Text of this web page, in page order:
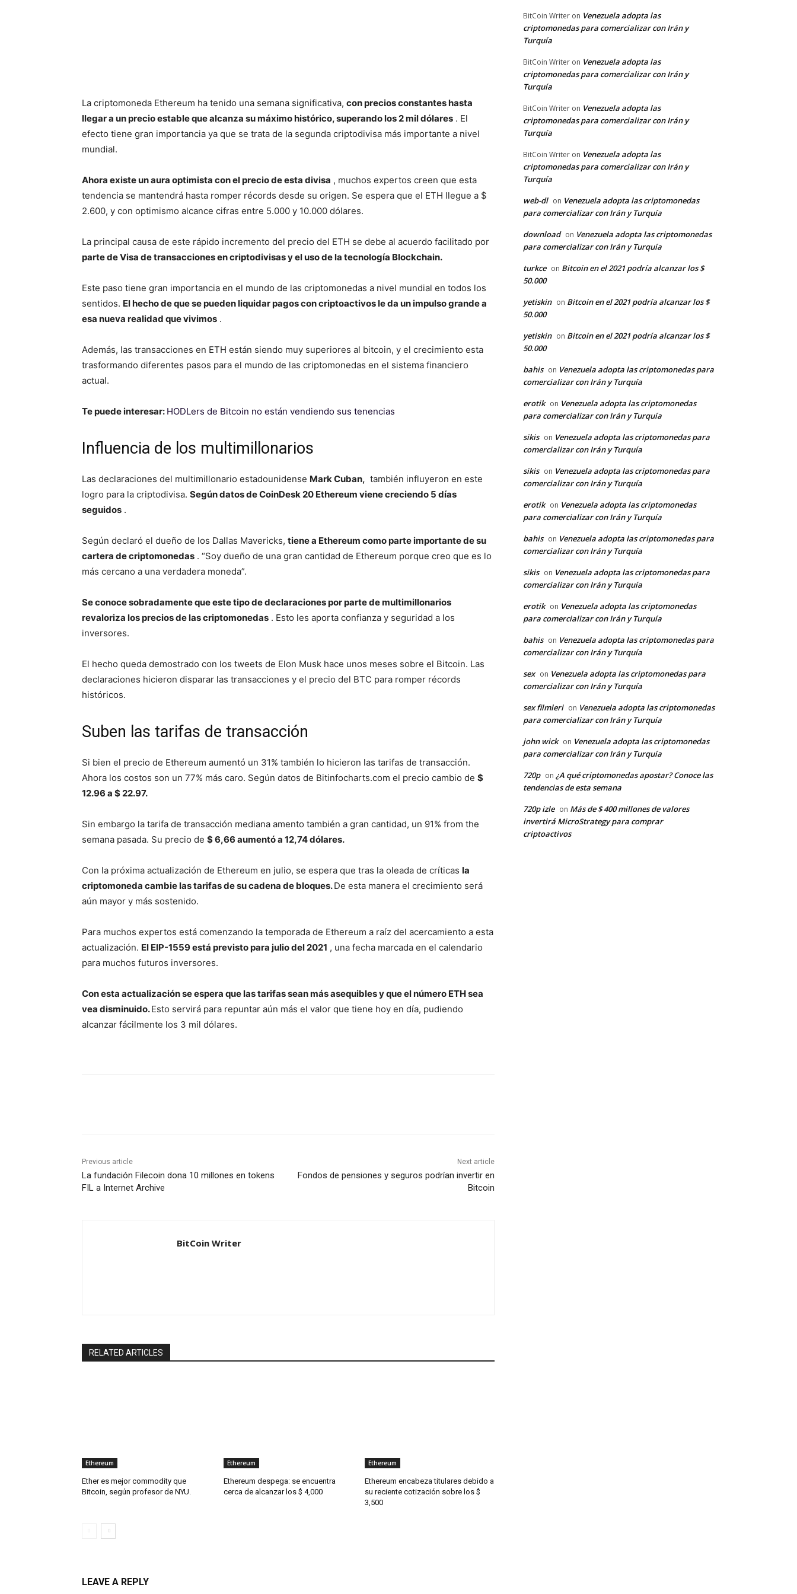
La criptomoneda Ethereum ha tenido una semana significativa, con precios constantes hasta
llegar a un precio estable que alcanza su máximo histórico, superando los 2 mil dólares . El
efecto tiene gran importancia ya que se trata de la segunda criptodivisa más importante a nivel
mundial.
Ahora existe un aura optimista con el precio de esta divisa , muchos expertos creen que esta
tendencia se mantendrá hasta romper récords desde su origen. Se espera que el ETH llegue a $
2.600, y con optimismo alcance cifras entre 5.000 y 10.000 dólares.
La principal causa de este rápido incremento del precio del ETH se debe al acuerdo facilitado por
parte de Visa de transacciones en criptodivisas y el uso de la tecnología Blockchain.
Este paso tiene gran importancia en el mundo de las criptomonedas a nivel mundial en todos los
sentidos. El hecho de que se pueden liquidar pagos con criptoactivos le da un impulso grande a
esa nueva realidad que vivimos .
Además, las transacciones en ETH están siendo muy superiores al bitcoin, y el crecimiento esta
trasformando diferentes pasos para el mundo de las criptomonedas en el sistema financiero
actual.
Te puede interesar: HODLers de Bitcoin no están vendiendo sus tenencias
Influencia de los multimillonarios
Las declaraciones del multimillonario estadounidense Mark Cuban, también influyeron en este
logro para la criptodivisa. Según datos de CoinDesk 20 Ethereum viene creciendo 5 días
seguidos .
Según declaró el dueño de los Dallas Mavericks, tiene a Ethereum como parte importante de su
cartera de criptomonedas . “Soy dueño de una gran cantidad de Ethereum porque creo que es lo
más cercano a una verdadera moneda”.
Se conoce sobradamente que este tipo de declaraciones por parte de multimillonarios
revaloriza los precios de las criptomonedas . Esto les aporta confianza y seguridad a los
inversores.
El hecho queda demostrado con los tweets de Elon Musk hace unos meses sobre el Bitcoin. Las
declaraciones hicieron disparar las transacciones y el precio del BTC para romper récords
históricos.
Suben las tarifas de transacción
Si bien el precio de Ethereum aumentó un 31% también lo hicieron las tarifas de transacción.
Ahora los costos son un 77% más caro. Según datos de Bitinfocharts.com el precio cambio de $
12.96 a $ 22.97.
Sin embargo la tarifa de transacción mediana amento también a gran cantidad, un 91% from the
semana pasada. Su precio de $ 6,66 aumentó a 12,74 dólares.
Con la próxima actualización de Ethereum en julio, se espera que tras la oleada de críticas la
criptomoneda cambie las tarifas de su cadena de bloques.De esta manera el crecimiento será
aún mayor y más sostenido.
Para muchos expertos está comenzando la temporada de Ethereum a raíz del acercamiento a esta
actualización. El EIP-1559 está previsto para julio del 2021 , una fecha marcada en el calendario
para muchos futuros inversores.
Con esta actualización se espera que las tarifas sean más asequibles y que el número ETH sea
vea disminuido.Esto servirá para repuntar aún más el valor que tiene hoy en día, pudiendo
alcanzar fácilmente los 3 mil dólares.
Previous article
La fundación Filecoin dona 10 millones en tokens
FIL a Internet Archive
Next article
Fondos de pensiones y seguros podrían invertir en
Bitcoin
BitCoin Writer
RELATED ARTICLES
Ethereum
Ether es mejor commodity que
Bitcoin, según profesor de NYU.
Ethereum
Ethereum despega: se encuentra
cerca de alcanzar los $ 4,000
Ethereum
Ethereum encabeza titulares debido a
su reciente cotización sobre los $
3,500
LEAVE A REPLY
BitCoin Writer on Venezuela adopta las
criptomonedas para comercializar con Irán y
Turquía
BitCoin Writer on Venezuela adopta las
criptomonedas para comercializar con Irán y
Turquía
BitCoin Writer on Venezuela adopta las
criptomonedas para comercializar con Irán y
Turquía
BitCoin Writer on Venezuela adopta las
criptomonedas para comercializar con Irán y
Turquía
web-dl on Venezuela adopta las criptomonedas
para comercializar con Irán y Turquía
download on Venezuela adopta las criptomonedas
para comercializar con Irán y Turquía
turkce on Bitcoin en el 2021 podría alcanzar los $
50.000
yetiskin on Bitcoin en el 2021 podría alcanzar los $
50.000
yetiskin on Bitcoin en el 2021 podría alcanzar los $
50.000
bahis on Venezuela adopta las criptomonedas para
comercializar con Irán y Turquía
erotik on Venezuela adopta las criptomonedas
para comercializar con Irán y Turquía
sikis on Venezuela adopta las criptomonedas para
comercializar con Irán y Turquía
sikis on Venezuela adopta las criptomonedas para
comercializar con Irán y Turquía
erotik on Venezuela adopta las criptomonedas
para comercializar con Irán y Turquía
bahis on Venezuela adopta las criptomonedas para
comercializar con Irán y Turquía
sikis on Venezuela adopta las criptomonedas para
comercializar con Irán y Turquía
erotik on Venezuela adopta las criptomonedas
para comercializar con Irán y Turquía
bahis on Venezuela adopta las criptomonedas para
comercializar con Irán y Turquía
sex on Venezuela adopta las criptomonedas para
comercializar con Irán y Turquía
sex filmleri on Venezuela adopta las criptomonedas
para comercializar con Irán y Turquía
john wick on Venezuela adopta las criptomonedas
para comercializar con Irán y Turquía
720p on ¿A qué criptomonedas apostar? Conoce las
tendencias de esta semana
720p izle on Más de $ 400 millones de valores
invertirá MicroStrategy para comprar
criptoactivos